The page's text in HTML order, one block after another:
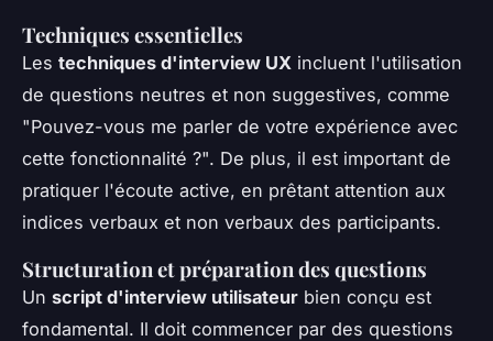
Techniques essentielles
Les techniques d'interview UX incluent l'utilisation
de questions neutres et non suggestives, comme
"Pouvez-vous me parler de votre expérience avec
cette fonctionnalité ?". De plus, il est important de
pratiquer l'écoute active, en prêtant attention aux
indices verbaux et non verbaux des participants.
Structuration et préparation des questions
Un script d'interview utilisateur bien conçu est
fondamental. Il doit commencer par des questions